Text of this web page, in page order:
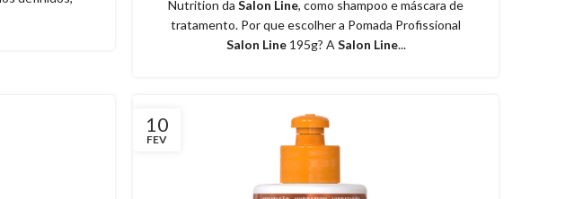
Nutrition daSalon Line, como shampoo e máscara de
tratamento. Por que escolher a Pomada Profissional
Salon Line195g? A Salon Line...
10
FEV